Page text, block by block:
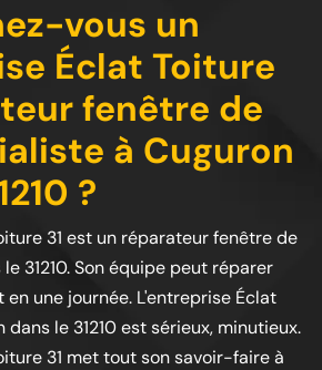
vous un
Éclat Toiture
fenêtre de
à Cuguron
?
31 est un réparateur fenêtre de
31210. Son équipe peut réparer
une journée. L'entreprise Éclat
dans le 31210 est sérieux, minutieux.
31 met tout son savoir-faire à